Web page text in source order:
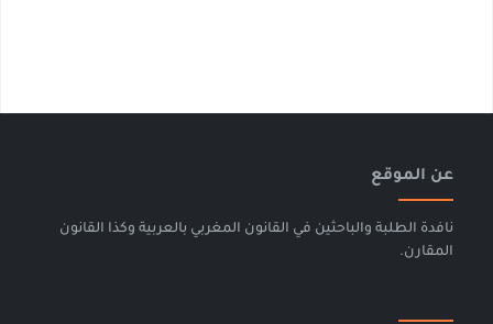
عن الموقع
نافدة الطلبة والباحثين في القانون المغربي بالعربية وكذا القانون
المقارن.